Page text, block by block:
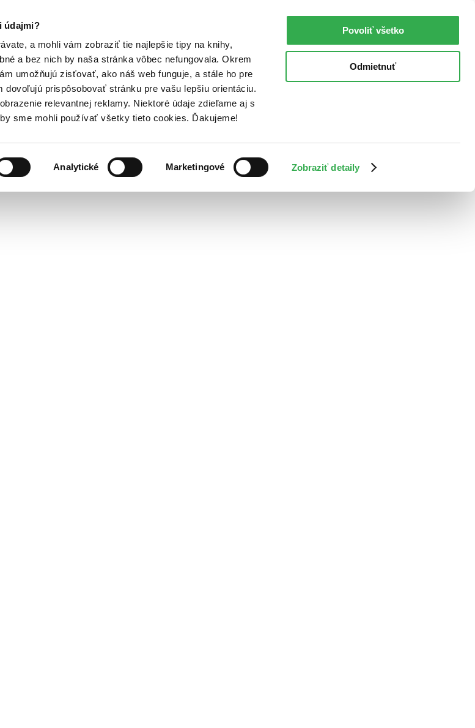
údajmi?
a mohli vám zobraziť tie najlepšie tipy na knihy,
a bez nich by naša stránka vôbec nefungovala. Okrem
umožňujú zisťovať, ako náš web funguje, a stále ho pre
prispôsobovať stránku pre vašu lepšiu orientáciu.
relevantnej reklamy. Niektoré údaje zdieľame aj s
sme mohli používať všetky tieto cookies. Ďakujeme!
Analytické Marketingové Zobraziť detaily
Povoliť všetko
Odmietnuť